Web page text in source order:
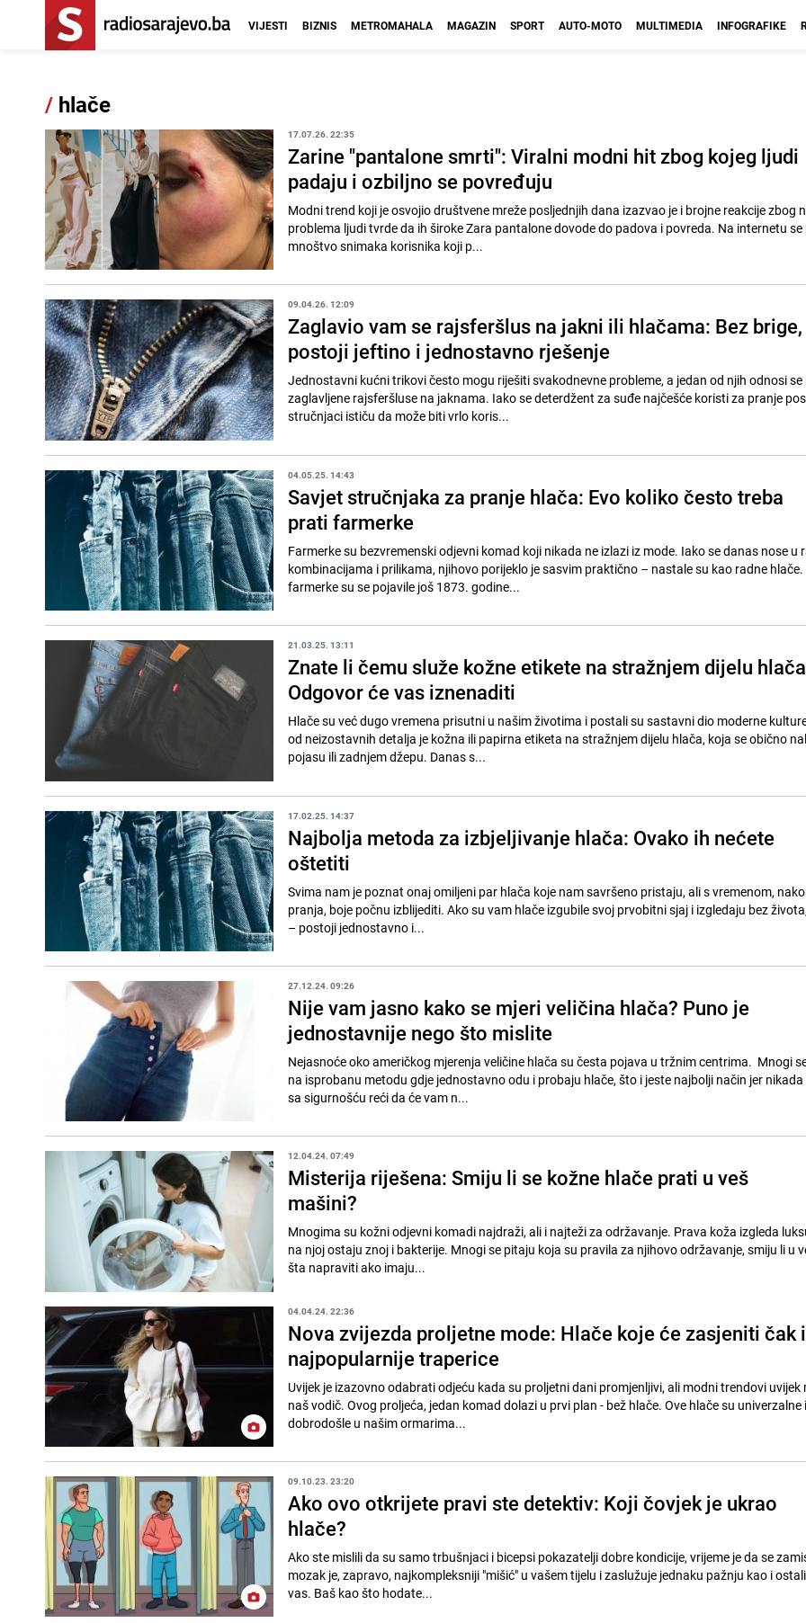
VIJESTI BIZNIS METROMAHALA MAGAZIN SPORT AUTO-MOTO MULTIMEDIA INFOGRAFIKE
/ hlače
17.07.26. 22:35
Zarine "pantalone smrti": Viralni modni hit zbog kojeg ljudi
padaju i ozbiljno se povređuju
Modni trend koji je osvojio društvene mreže posljednjih dana izazvao je i brojne reakcije zbog
problema ljudi tvrde da ih široke Zara pantalone dovode do padova i povreda. Na internetu
mnoštvo snimaka korisnika koji p...
09.04.26. 12:09
Zaglavio vam se rajsferšlus na jakni ili hlačama: Bez brige,
postoji jeftino i jednostavno rješenje
Jednostavni kućni trikovi često mogu riješiti svakodnevne probleme, a jedan od njih odnosi se
zaglavljene rajsferšluse na jaknama. Iako se deterdžent za suđe najčešće koristi za pranje
stručnjaci ističu da može biti vrlo koris...
04.05.25. 14:43
Savjet stručnjaka za pranje hlača: Evo koliko često treba
prati farmerke
Farmerke su bezvremenski odjevni komad koji nikada ne izlazi iz mode. Iako se danas nose u
kombinacijama i prilikama, njihovo porijeklo je sasvim praktično – nastale su kao radne hlače.
farmerke su se pojavile još 1873. godine...
21.03.25. 13:11
Znate li čemu služe kožne etikete na stražnjem dijelu
Odgovor će vas iznenaditi
Hlače su već dugo vremena prisutni u našim životima i postali su sastavni dio moderne
od neizostavnih detalja je kožna ili papirna etiketa na stražnjem dijelu hlača, koja se obično
pojasu ili zadnjem džepu. Danas s...
17.02.25. 14:37
Najbolja metoda za izbjeljivanje hlača: Ovako ih nećete
oštetiti
Svima nam je poznat onaj omiljeni par hlača koje nam savršeno pristaju, ali s vremenom,
pranja, boje počnu izblijediti. Ako su vam hlače izgubile svoj prvobitni sjaj i izgledaju bez
– postoji jednostavno i...
27.12.24. 09:26
Nije vam jasno kako se mjeri veličina hlača? Puno je
jednostavnije nego što mislite
Nejasnoće oko američkog mjerenja veličine hlača su česta pojava u tržnim centrima. Mnogi
na isprobanu metodu gdje jednostavno odu i probaju hlače, što i jeste najbolji način jer nikada
sa sigurnošću reći da će vam n...
12.04.24. 07:49
Misterija riješena: Smiju li se kožne hlače prati u veš
mašini?
Mnogima su kožni odjevni komadi najdraži, ali i najteži za održavanje. Prava koža izgleda
na njoj ostaju znoj i bakterije. Mnogi se pitaju koja su pravila za njihovo održavanje, smiju li u
šta napraviti ako imaju...
04.04.24. 22:36
Nova zvijezda proljetne mode: Hlače koje će zasjeniti čak i
najpopularnije traperice
Uvijek je izazovno odabrati odjeću kada su proljetni dani promjenljivi, ali modni trendovi uvijek
naš vodič. Ovog proljeća, jedan komad dolazi u prvi plan - bež hlače. Ove hlače su univerzalne
dobrodošle u našim ormarima...
09.10.23. 23:20
Ako ovo otkrijete pravi ste detektiv: Koji čovjek je ukrao
hlače?
Ako ste mislili da su samo trbušnjaci i bicepsi pokazatelji dobre kondicije, vrijeme je da se
mozak je, zapravo, najkompleksniji "mišić" u vašem tijelu i zaslužuje jednaku pažnju kao i
vas. Baš kao što hodate...